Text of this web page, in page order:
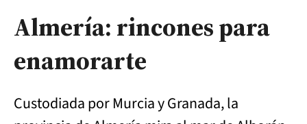
Almería: rincones para
enamorarte
Custodiada por Murcia y Granada, la